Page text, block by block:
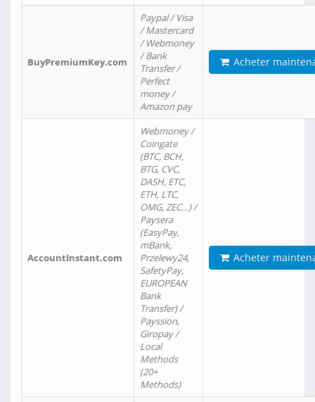
BuyPremiumKey.com
Paypal / Visa
/ Mastercard
/ Webmoney
/ Bank
Transfer /
Perfect
money /
Amazon pay
Acheter
AccountInstant.com
Webmoney /
Coingate
(BTC, BCH,
BTG, CVC,
DASH, ETC,
ETH, LTC,
OMG, ZEC…) /
Paysera
(EasyPay,
mBank,
Przelewy24,
SafetyPay,
EUROPEAN
Bank
Transfer) /
Payssion,
Giropay /
Local
Methods
(20+
Methods)
Acheter